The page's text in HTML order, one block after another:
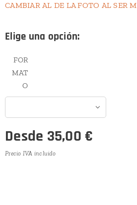
CAMBIAR AL DE LA FOTO AL SER
Elige una opción:
FOR
MAT
O
Desde 35,00 €
Precio IVA incluido